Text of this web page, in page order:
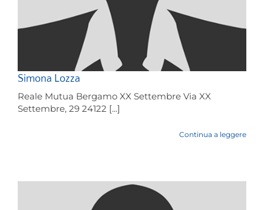
Simona Lozza
Reale Mutua Bergamo XX Settembre Via XX
Settembre, 29 24122 [...]
Continua a leggere